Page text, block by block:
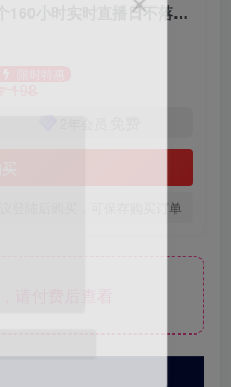
开车穿越整蛊无人直播，打造一个160小时实时直播日不落直播间
登陆后购买，可保存购买订单